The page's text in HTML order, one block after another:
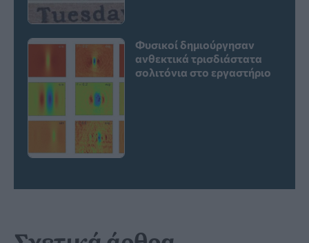
Φυσικοί δημιούργησαν
ανθεκτικά τρισδιάστατα
σολιτόνια στο εργαστήριο